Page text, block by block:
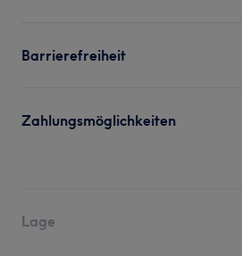
Barrierefreiheit
Zahlungsmöglichkeiten
Lage